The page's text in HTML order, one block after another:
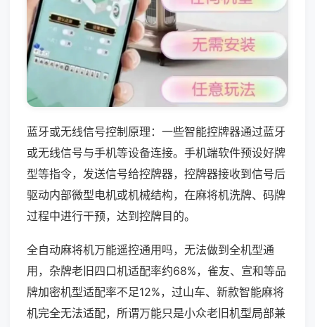
蓝牙或无线信号控制原理：一些智能控牌器通过蓝牙
或无线信号与手机等设备连接。手机端软件预设好牌
型等指令，发送信号给控牌器，控牌器接收到信号后
驱动内部微型电机或机械结构，在麻将机洗牌、码牌
过程中进行干预，达到控牌目的。
全自动麻将机万能遥控通用吗，无法做到全机型通
用，杂牌老旧四口机适配率约68%，雀友、宣和等品
牌加密机型适配率不足12%，过山车、新款智能麻将
机完全无法适配，所谓万能只是小众老旧机型局部兼